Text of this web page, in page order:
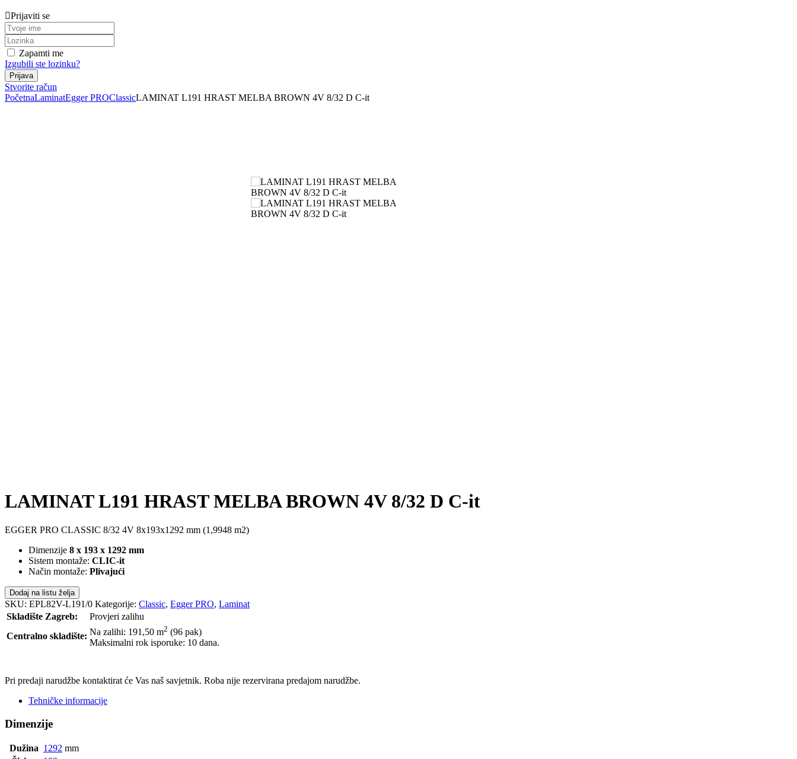
Prijaviti se
Zapamti me
Izgubili ste lozinku?
Stvorite račun
PočetnaLaminatEgger PROClassicLAMINAT L191 HRAST MELBA BROWN 4V 8/32 D C-it
LAMINAT L191 HRAST MELBA BROWN 4V 8/32 D C-it
EGGER PRO CLASSIC 8/32 4V 8x193x1292 mm (1,9948 m2)
Dimenzije 8 x 193 x 1292 mm
Sistem montaže: CLIC-it
Način montaže: Plivajući
Dodaj na listu želja
SKU: EPL82V-L191/0 Kategorije: Classic, Egger PRO, Laminat
Skladište Zagreb:
Provjeri zalihu
Centralno skladište: Na zalihi: 191,50 m2 (96 pak)
Maksimalni rok isporuke: 10 dana.
Pri predaji narudžbe kontaktirat će Vas naš savjetnik. Roba nije rezervirana predajom narudžbe.
Tehničke informacije
Dimenzije
Dužina 1292 mm